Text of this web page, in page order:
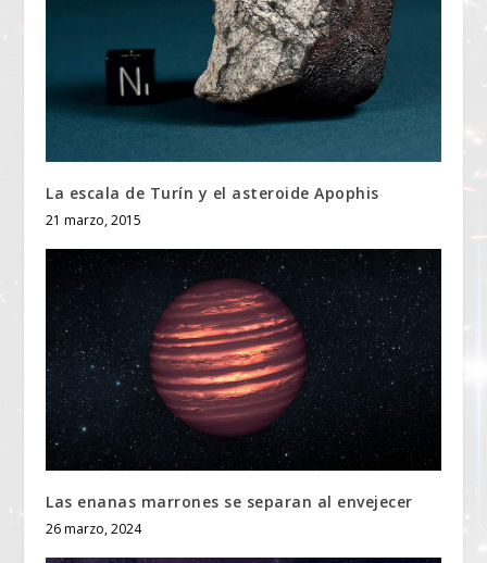
La escala de Turín y el asteroide Apophis
21 marzo, 2015
Las enanas marrones se separan al envejecer
26 marzo, 2024